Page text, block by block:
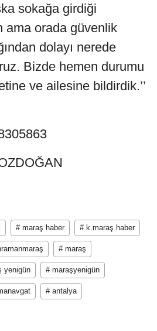
sokağa girdiği
ama orada güvenlik
dolayı nerede
Bizde hemen durumu
ve ailesine bildirdik.’’
# maraş haber # k.maraş haber
# maraş
yenigün # maraşyenigün
# antalya